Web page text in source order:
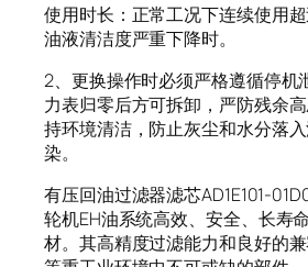
使用时长：正常工况下连续使用
油液清洁度严重下降时。
2、更换操作时必须严格遵循停机
力表归零后方可拆卸，严防残余
持环境清洁，防止灰尘和水分落
染。
有压回油过滤器滤芯AD1E101-
轮机EH油系统高效、安全、长寿
材。其高精度过滤能力和良好的